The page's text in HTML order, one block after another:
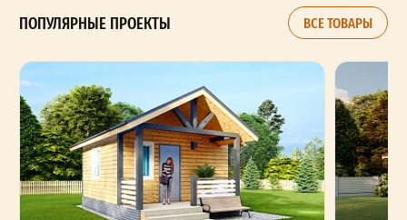
ПОПУЛЯРНЫЕ ПРОЕКТЫ ВСЕ ТОВАРЫ